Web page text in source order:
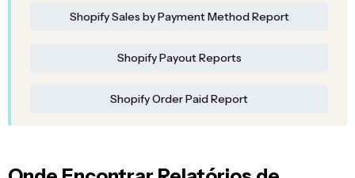
Shopify Sales by Payment Method Report
Shopify Payout Reports
Shopify Order Paid Report